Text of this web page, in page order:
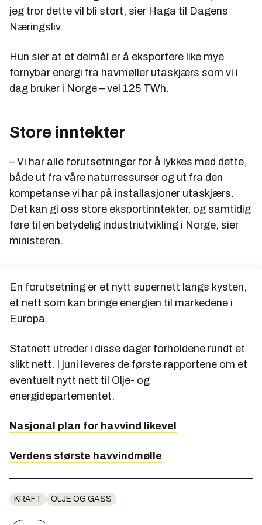
jeg tror dette vil bli stort, sier Haga til Dagens
Næringsliv.
Hun sier at et delmål er å eksportere like mye
fornybar energi fra havmøller utaskjærs som vi i
dag bruker i Norge – vel 125 TWh.
Store inntekter
– Vi har alle forutsetninger for å lykkes med dette,
både ut fra våre naturressurser og ut fra den
kompetanse vi har på installasjoner utaskjærs.
Det kan gi oss store eksportinntekter, og samtidig
føre til en betydelig industriutvikling i Norge, sier
ministeren.
En forutsetning er et nytt supernett langs kysten,
et nett som kan bringe energien til markedene i
Europa.
Statnett utreder i disse dager forholdene rundt et
slikt nett. I juni leveres de første rapportene om et
eventuelt nytt nett til Olje- og
energidepartementet.
Nasjonal plan for havvind likevel
Verdens største havvindmølle
KRAFT OLJE OG GASS